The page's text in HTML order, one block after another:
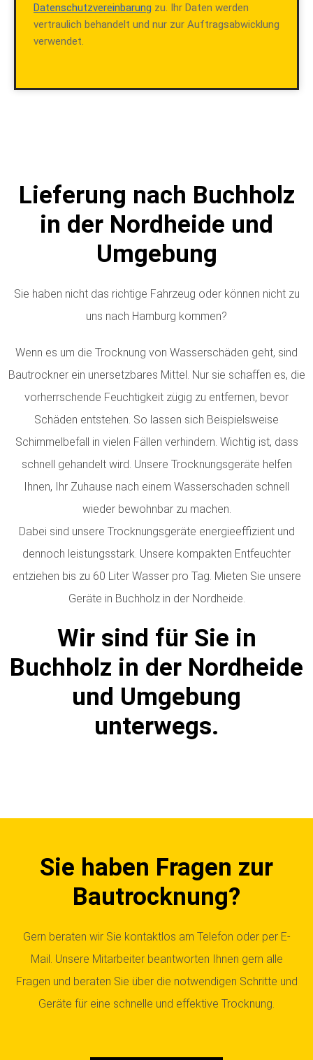
Datenschutzvereinbarung zu. Ihr Daten werden
vertraulich behandelt und nur zur Auftragsabwicklung
verwendet.
Lieferung nach Buchholz
in der Nordheide und
Umgebung
Sie haben nicht das richtige Fahrzeug oder können nicht zu
uns nach Hamburg kommen?
Wenn es um die Trocknung von Wasserschäden geht, sind
Bautrockner ein unersetzbares Mittel. Nur sie schaffen es, die
vorherrschende Feuchtigkeit zügig zu entfernen, bevor
Schäden entstehen. So lassen sich Beispielsweise
Schimmelbefall in vielen Fällen verhindern. Wichtig ist, dass
schnell gehandelt wird. Unsere Trocknungsgeräte helfen
Ihnen, Ihr Zuhause nach einem Wasserschaden schnell
wieder bewohnbar zu machen.
Dabei sind unsere Trocknungsgeräte energieeffizient und
dennoch leistungsstark. Unsere kompakten Entfeuchter
entziehen bis zu 60 Liter Wasser pro Tag. Mieten Sie unsere
Geräte in Buchholz in der Nordheide.
Wir sind für Sie in
Buchholz in der Nordheide
und Umgebung
unterwegs.
Sie haben Fragen zur
Bautrocknung?
Gern beraten wir Sie kontaktlos am Telefon oder per E-
Mail. Unsere Mitarbeiter beantworten Ihnen gern alle
Fragen und beraten Sie über die notwendigen Schritte und
Geräte für eine schnelle und effektive Trocknung.